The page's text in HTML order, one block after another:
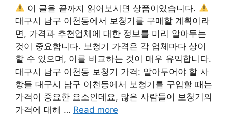
이 글을 끝까지 읽어보시면 상품이있습니다.
대구시 남구 이천동에서 보청기를 구매할 계획이라
면, 가격과 추천업체에 대한 정보를 미리 알아두는
것이 중요합니다. 보청기 가격은 각 업체마다 상이
할 수 있으며, 이를 비교하는 것이 매우 유익합니다.
대구시 남구 이천동 보청기 가격: 알아두어야 할 사
항들 대구시 남구 이천동에서 보청기를 구입할 때는
가격이 중요한 요소인데요, 많은 사람들이 보청기의
가격에 대해 … Read more